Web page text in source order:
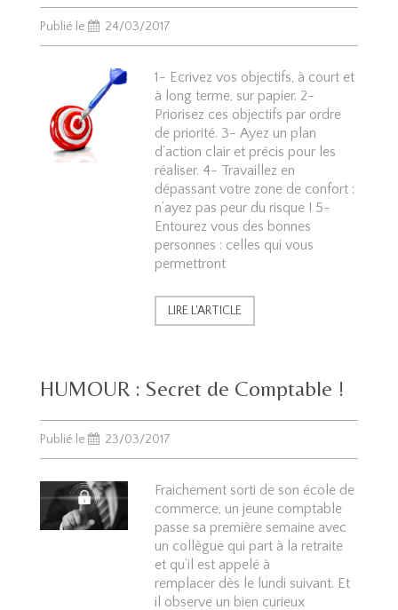
Publié le 24/03/2017
1- Ecrivez vos objectifs, à court et
à long terme, sur papier. 2-
Priorisez ces objectifs par ordre
de priorité. 3- Ayez un plan
d’action clair et précis pour les
réaliser. 4- Travaillez en
dépassant votre zone de confort :
n’ayez pas peur du risque ! 5-
Entourez vous des bonnes
personnes : celles qui vous
permettront
LIRE L'ARTICLE
HUMOUR : Secret de Comptable !
Publié le 23/03/2017
Fraichement sorti de son école de
commerce, un jeune comptable
passe sa première semaine avec
un collègue qui part à la retraite
et qu’il est appelé à
remplacer dès le lundi suivant. Et
il observe un bien curieux